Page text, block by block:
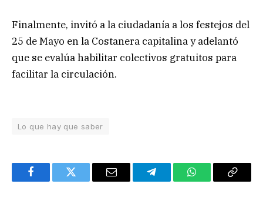
Finalmente, invitó a la ciudadanía a los festejos del
25 de Mayo en la Costanera capitalina y adelantó
que se evalúa habilitar colectivos gratuitos para
facilitar la circulación.
Lo que hay que saber
FacebookTwitter Email TelegramWhatsAppCopy